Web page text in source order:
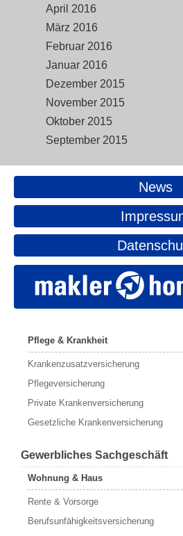
April 2016
März 2016
Februar 2016
Januar 2016
Dezember 2015
November 2015
Oktober 2015
September 2015
News
Pflege & Krankheit
Krankenzusatzversicherung
Pflegeversicherung
Private Krankenversicherung
Gesetzliche Krankenversicherung
Gewerbliches Sachgeschäft
Wohnung & Haus
Rente & Vorsorge
Berufs­unfähigkeitsversicherung